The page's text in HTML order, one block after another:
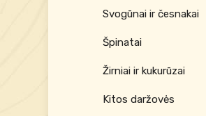
Svogūnai ir česnakai
Špinatai
Žirniai ir kukurūzai
Kitos daržovės